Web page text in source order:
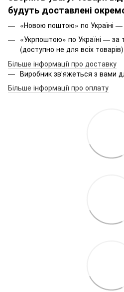
будуть доставлені
«Новою поштою» по Україні
«Укрпоштою» по Україні —
(доступно не для всіх товарів)
Більше інформації про доставку
Виробник зв'яжеться з вами
Більше інформації про оплату